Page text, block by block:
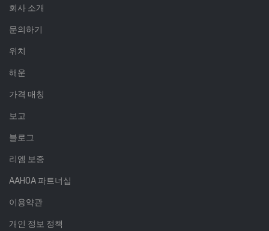
회사 소개
문의하기
위치
해운
가격 매칭
보고
블로그
리엠 보증
AAHOA 파트너십
이용약관
개인 정보 정책